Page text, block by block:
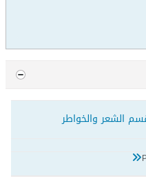
الشعر والخواطر